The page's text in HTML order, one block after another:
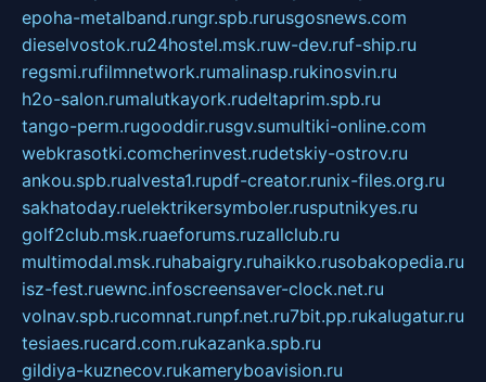
epoha-metalband.rungr.spb.rurusgosnews.com
dieselvostok.ru24hostel.msk.ruw-dev.ruf-ship.ru
regsmi.rufilmnetwork.rumalinasp.rukinosvin.ru
h2o-salon.rumalutkayork.rudeltaprim.spb.ru
tango-perm.rugooddir.rusgv.sumultiki-online.com
webkrasotki.comcherinvest.rudetskiy-ostrov.ru
ankou.spb.rualvesta1.rupdf-creator.runix-files.org.ru
sakhatoday.ruelektrikersymboler.rusputnikyes.ru
golf2club.msk.ruaeforums.ruzallclub.ru
multimodal.msk.ruhabaigry.ruhaikko.rusobakopedia.ru
isz-fest.ruewnc.infoscreensaver-clock.net.ru
volnav.spb.rucomnat.runpf.net.ru7bit.pp.rukalugatur.ru
tesiaes.rucard.com.rukazanka.spb.ru
gildiya-kuznecov.rukameryboavision.ru